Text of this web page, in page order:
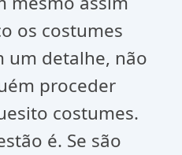
os costumes
um detalhe, não
proceder
costumes.
é. Se são